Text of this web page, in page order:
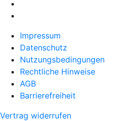
Impressum
Datenschutz
Nutzungsbedingungen
Rechtliche Hinweise
AGB
Barrierefreiheit
Vertrag widerrufen